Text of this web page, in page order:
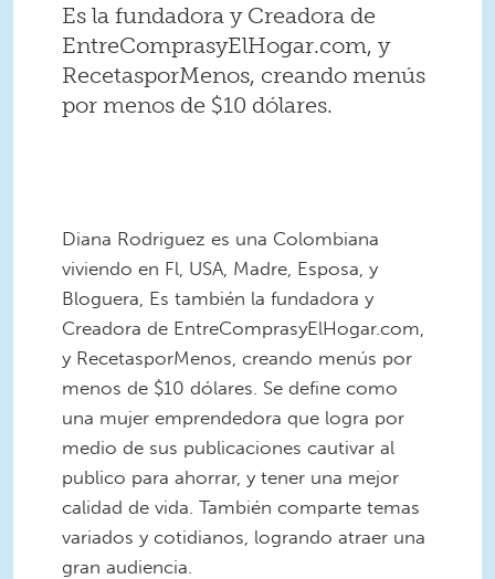
Es la fundadora y Creadora de
EntreComprasyElHogar.com, y
RecetasporMenos, creando menús
por menos de $10 dólares.
Diana Rodriguez es una Colombiana
viviendo en Fl, USA, Madre, Esposa, y
Bloguera, Es también la fundadora y
Creadora de EntreComprasyElHogar.com,
y RecetasporMenos, creando menús por
menos de $10 dólares. Se define como
una mujer emprendedora que logra por
medio de sus publicaciones cautivar al
publico para ahorrar, y tener una mejor
calidad de vida. También comparte temas
variados y cotidianos, logrando atraer una
gran audiencia.